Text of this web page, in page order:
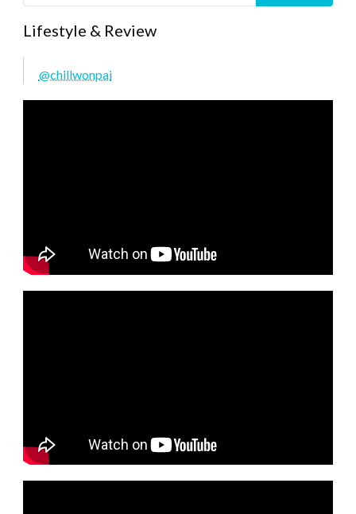
Lifestyle & Review
@chillwonpai